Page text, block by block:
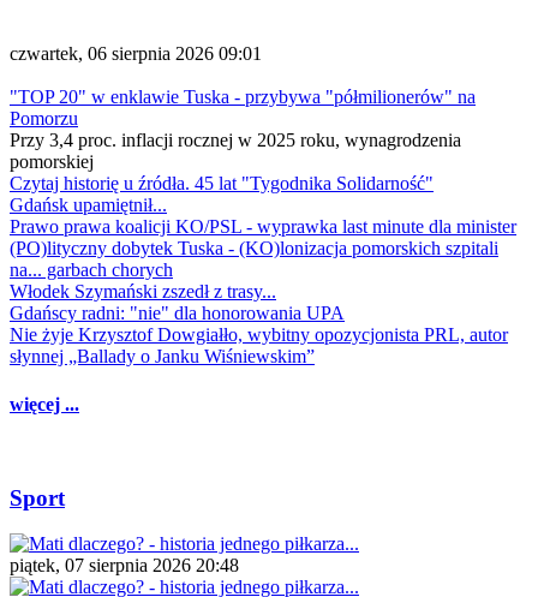
czwartek, 06 sierpnia 2026 09:01
"TOP 20" w enklawie Tuska - przybywa "półmilionerów" na
Pomorzu
Przy 3,4 proc. inflacji rocznej w 2025 roku, wynagrodzenia
pomorskiej
Czytaj historię u źródła. 45 lat "Tygodnika Solidarność"
Gdańsk upamiętnił...
Prawo prawa koalicji KO/PSL - wyprawka last minute dla minister
(PO)lityczny dobytek Tuska - (KO)lonizacja pomorskich szpitali
na... garbach chorych
Włodek Szymański zszedł z trasy...
Gdańscy radni: "nie" dla honorowania UPA
Nie żyje Krzysztof Dowgiałło, wybitny opozycjonista PRL, autor
słynnej „Ballady o Janku Wiśniewskim”
więcej ...
Sport
piątek, 07 sierpnia 2026 20:48